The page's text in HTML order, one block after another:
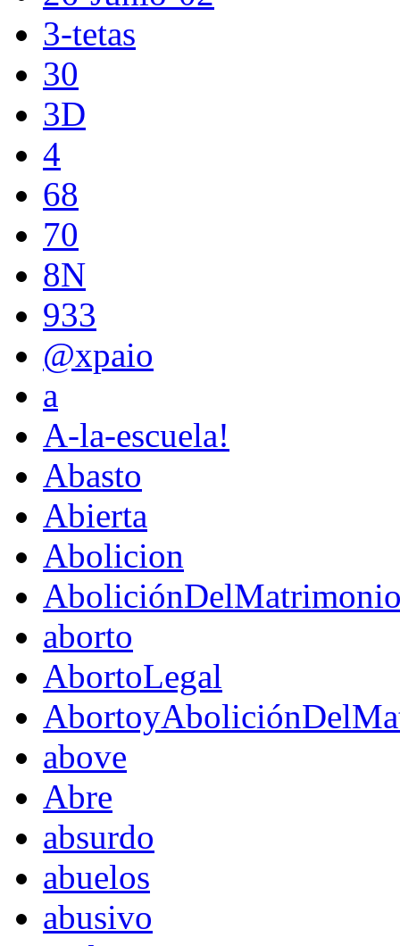
3-tetas
30
3D
4
68
70
8N
933
@xpaio
a
A-la-escuela!
Abasto
Abierta
Abolicion
aborto
AbortoLegal
above
Abre
absurdo
abuelos
abusivo